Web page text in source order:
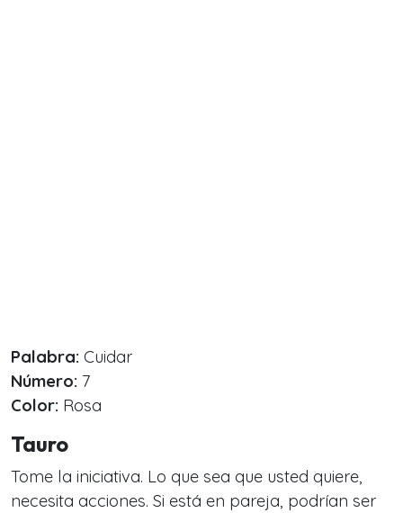
Palabra: Cuidar
Número: 7
Color: Rosa
Tauro
Tome la iniciativa. Lo que sea que usted quiere,
necesita acciones. Si está en pareja, podrían ser